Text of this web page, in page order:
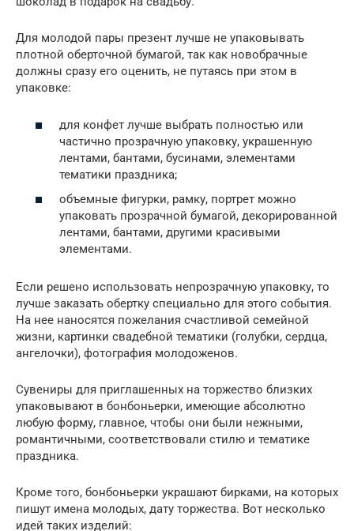
Для молодой пары презент лучше не упаковывать
плотной оберточной бумагой, так как новобрачные
должны сразу его оценить, не путаясь при этом в
упаковке:
для конфет лучше выбрать полностью или
частично прозрачную упаковку, украшенную
лентами, бантами, бусинами, элементами
тематики праздника;
объемные фигурки, рамку, портрет можно
упаковать прозрачной бумагой, декорированной
лентами, бантами, другими красивыми
элементами.
Если решено использовать непрозрачную упаковку, то
лучше заказать обертку специально для этого события.
На нее наносятся пожелания счастливой семейной
жизни, картинки свадебной тематики (голубки, сердца,
ангелочки), фотография молодоженов.
Сувениры для приглашенных на торжество близких
упаковывают в бонбоньерки, имеющие абсолютно
любую форму, главное, чтобы они были нежными,
романтичными, соответствовали стилю и тематике
праздника.
Кроме того, бонбоньерки украшают бирками, на которых
пишут имена молодых, дату торжества. Вот несколько
идей таких изделий: